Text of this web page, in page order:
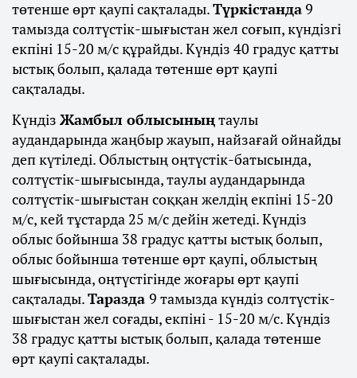
төтенше өрт қаупі сақталады.Түркістанда9
тамызда солтүстік-шығыстан жел соғып, күндізгі
екпіні 15-20 м/с құрайды. Күндіз 40 градус қатты
ыстық болып, қалада төтенше өрт қаупі
сақталады.
Күндіз Жамбыл облысыныңтаулы
аудандарында жаңбыр жауып, найзағай ойнайды
деп күтіледі. Облыстың оңтүстік-батысында,
солтүстік-шығысында, таулы аудандарында
солтүстік-шығыстан соққан желдің екпіні 15-20
м/с, кей тұстарда 25 м/с дейін жетеді. Күндіз
облыс бойынша 38 градус қатты ыстық болып,
облыс бойынша төтенше өрт қаупі, облыстың
шығысында, оңтүстігінде жоғары өрт қаупі
сақталады.Таразда 9 тамызда күндіз солтүстік-
шығыстан жел соғады, екпіні - 15-20 м/с. Күндіз
38 градус қатты ыстық болып, қалада төтенше
өрт қаупі сақталады.